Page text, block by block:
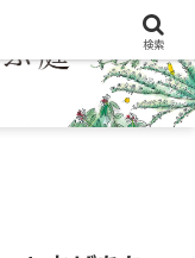
検索